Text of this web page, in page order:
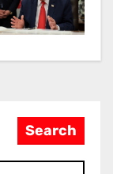
Search